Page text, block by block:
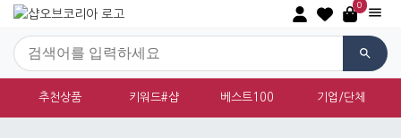
0
추천상품 키워드#샵 베스트100 기업/단체